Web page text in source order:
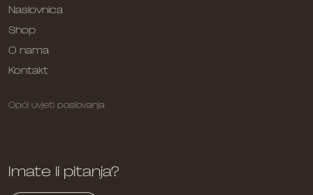
Naslovnica
Shop
O nama
Kontakt
Opći uvjeti poslovanja
Imate li pitanja?